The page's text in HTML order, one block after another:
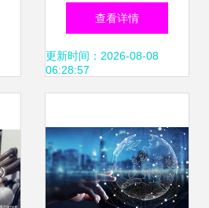
讯的权威解读与专
业服务
查看详情
更新时间：2026-08-08
06:28:57